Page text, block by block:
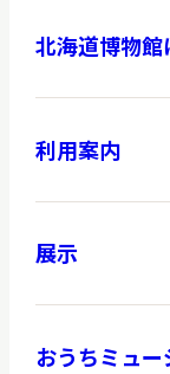
北海道博物館
利用案内
展示
おうちミュー